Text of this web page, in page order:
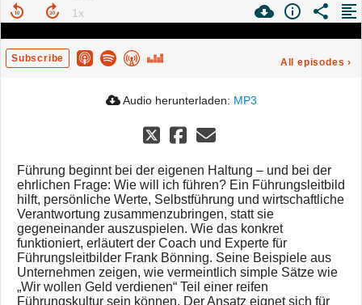
Subscribe All episodes ›
Audio herunterladen: MP3
Führung beginnt bei der eigenen Haltung – und bei der
ehrlichen Frage: Wie will ich führen? Ein Führungsleitbild
hilft, persönliche Werte, Selbstführung und wirtschaftliche
Verantwortung zusammenzubringen, statt sie
gegeneinander auszuspielen. Wie das konkret
funktioniert, erläutert der Coach und Experte für
Führungsleitbilder Frank Bönning. Seine Beispiele aus
Unternehmen zeigen, wie vermeintlich simple Sätze wie
„Wir wollen Geld verdienen“ Teil einer reifen
Führungskultur sein können. Der Ansatz eignet sich für